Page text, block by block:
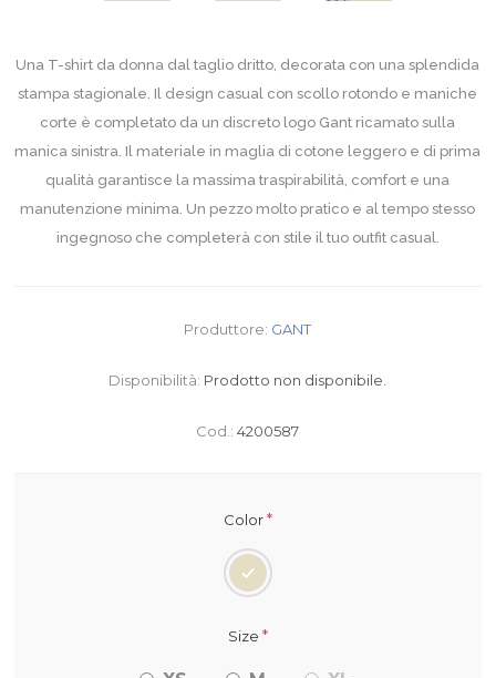
Una T-shirt da donna dal taglio dritto, decorata con una splendida
stampa stagionale. Il design casual con scollo rotondo e maniche
corte è completato da un discreto logo Gant ricamato sulla
manica sinistra. Il materiale in maglia di cotone leggero e di prima
qualità garantisce la massima traspirabilità, comfort e una
manutenzione minima. Un pezzo molto pratico e al tempo stesso
ingegnoso che completerà con stile il tuo outfit casual.
Produttore: GANT
Disponibilità: Prodotto non disponibile.
Cod.: 4200587
Color*
Size *